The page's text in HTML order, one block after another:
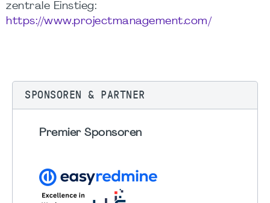
zentrale Einstieg:
https://www.projectmanagement.com/
SPONSOREN & PARTNER
Premier Sponsoren